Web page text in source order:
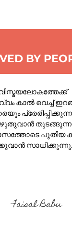
BY
കാൽ വെച്ച്
പ്രേരിപ്പിക്കുന്ന
പുതിയ
സാധിക്കുന്നു.
Faisal Babu